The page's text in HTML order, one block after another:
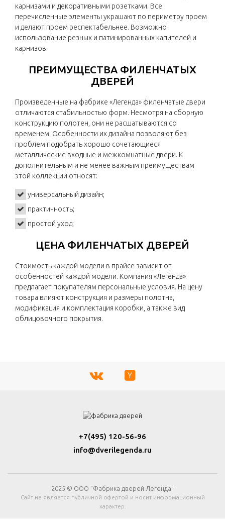
карнизами и декоративными розетками. Все
перечисленные элементы украшают по периметру проем
и делают проем респектабельнее. Возможно
использование резных и патинированных капителей и
карнизов.
ПРЕИМУЩЕСТВА ФИЛЕНЧАТЫХ
ДВЕРЕЙ
Произведенные на фабрике «Легенда» филенчатые двери
отличаются стабильностью форм. Несмотря на сборную
конструкцию полотен, они не расшатываются со
временем. Особенности их дизайна позволяют без
проблем подобрать хорошо сочетающиеся
металлические входные и межкомнатные двери. К
дополнительным и не менее важным преимуществам
этой коллекции относят:
универсальный дизайн;
практичность;
простой уход;
ЦЕНА ФИЛЕНЧАТЫХ ДВЕРЕЙ
Стоимость каждой модели в прайсе зависит от
особенностей каждой модели. Компания «Легенда»
предлагает покупателям персональные условия. На цену
товара влияют конструкция и размеры полотна,
модификация и комплектация коробки, а также вид
облицовочного покрытия.
+7(495) 120-56-96
info@dverilegenda.ru
2025 © ООО "Фабрика дверей Легенда"
Сайт не является публичной офертой и носит информационный
характер.